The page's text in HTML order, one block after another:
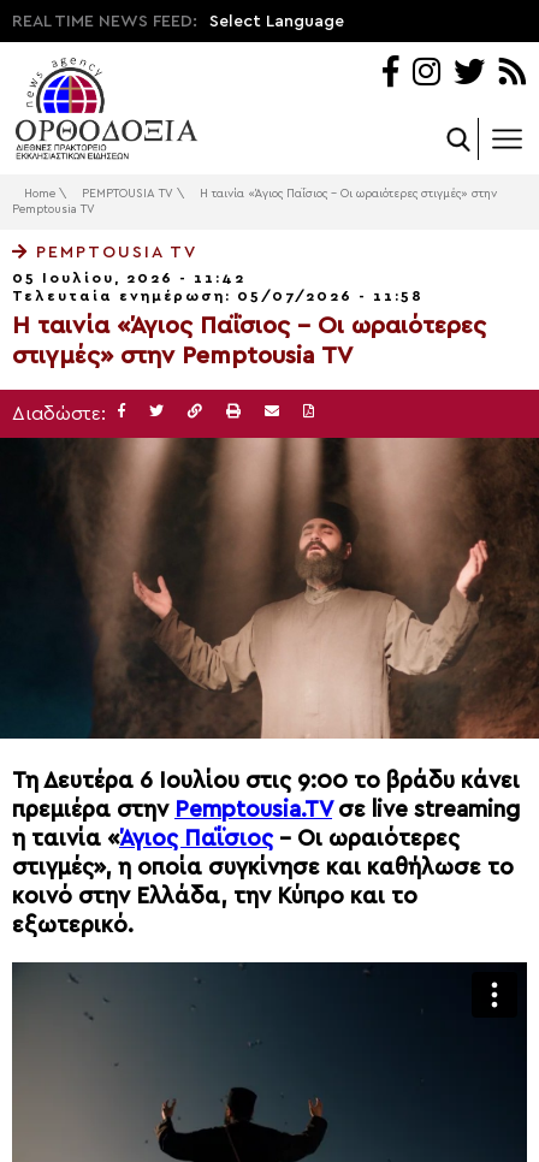
REAL TIME NEWS FEED: Select Language
Home \ PEMPTOUSIA TV \
Η ταινία «Άγιος Παΐσιος – Οι ωραιότερες στιγμές» στην
Pemptousia TV
PEMPTOUSIA TV
05 Ιουλίου, 2026 - 11:42
Τελευταία ενημέρωση: 05/07/2026 - 11:58
Η ταινία «Άγιος Παΐσιος – Οι ωραιότερες
στιγμές» στην Pemptousia TV
Διαδώστε:
Τη Δευτέρα 6 Ιουλίου στις 9:00 το βράδυ κάνει
πρεμιέρα στην Pemptousia.TVσε live streaming
η ταινία «Άγιος Παΐσιος – Οι ωραιότερες
στιγμές», η οποία συγκίνησε και καθήλωσε το
κοινό στην Ελλάδα, την Κύπρο και το
εξωτερικό.